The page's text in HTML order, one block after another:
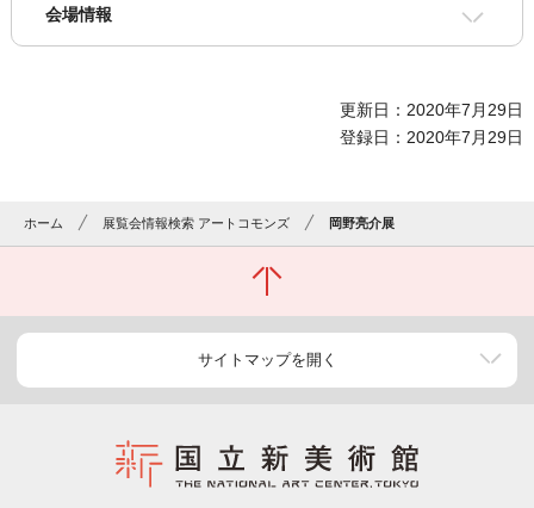
会場情報
更新日：2020年7月29日
登録日：2020年7月29日
ホーム 展覧会情報検索 アートコモンズ 岡野亮介展
サイトマップを開く